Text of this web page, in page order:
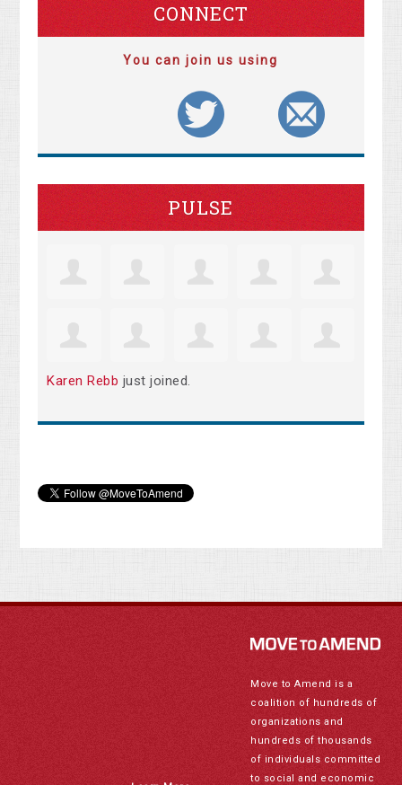
CONNECT
You can join us using
PULSE
Karen Rebb just joined.
Move to Amend is a
coalition of hundreds of
organizations and
hundreds of thousands
of individuals committed
to social and economic